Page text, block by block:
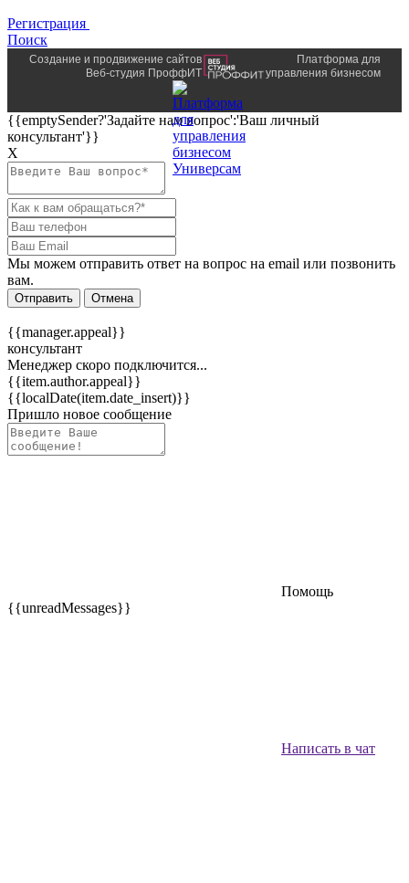
Регистрация
Поиск
Создание и продвижение сайтов
Веб-студия ПроффИТ
Платформа для
управления бизнесом
{{emptySender?'Задайте нам вопрос':'Ваш личный
консультант'}}
Х
Мы можем отправить ответ на вопрос на email или позвонить
вам.
Отправить Отмена
{{manager.appeal}}
консультант
Менеджер скоро подключится...
{{item.author.appeal}}
{{localDate(item.date_insert)}}
Пришло новое сообщение
Помощь
{{unreadMessages}}
Написать в чат